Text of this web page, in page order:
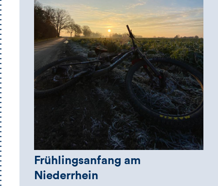
Frühlingsanfang am
Niederrhein